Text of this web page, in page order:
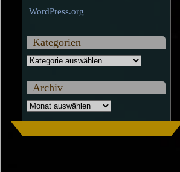
WordPress.org
Kategorien
Kategorien
Archiv
Archiv